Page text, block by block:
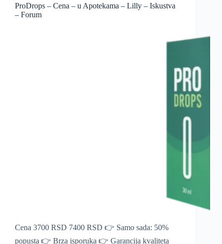
ProDrops – Cena – u Apotekama – Lilly – Iskustva
– Forum
Cena 3700 RSD 7400 RSD 👉 Samo sada: 50%
popusta 👉 Brza isporuka 👉 Garancija kvaliteta